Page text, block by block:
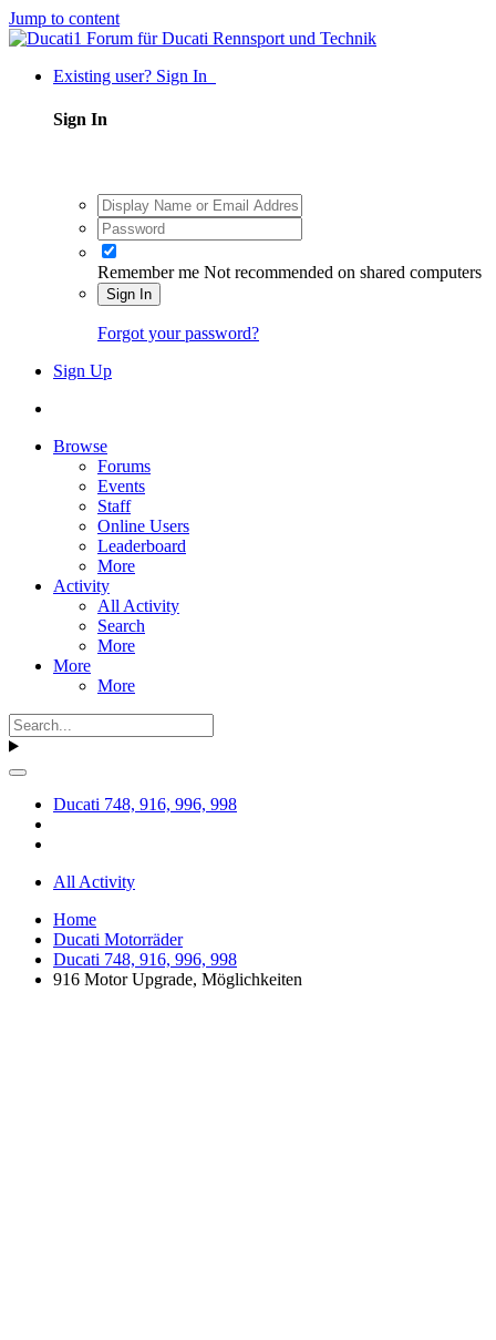
Jump to content
Existing user? Sign In
Sign In
Remember me Not recommended on shared computers
Sign In
Forgot your password?
Sign Up
Browse
Forums
Events
Staff
Online Users
Leaderboard
More
Activity
All Activity
Search
More
More
More
Ducati 748, 916, 996, 998
All Activity
Home
Ducati Motorräder
Ducati 748, 916, 996, 998
916 Motor Upgrade, Möglichkeiten